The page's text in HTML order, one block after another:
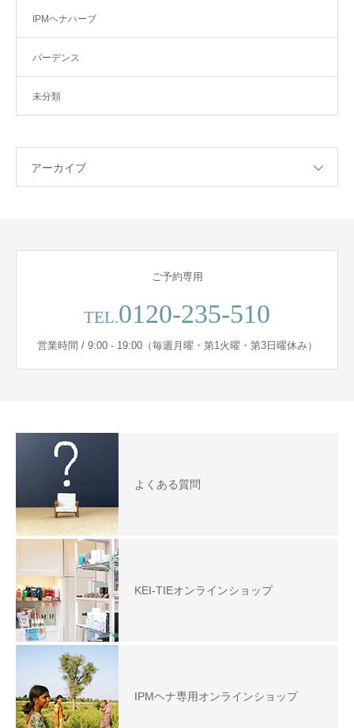
IPMヘナハーブ
バーデンス
未分類
アーカイブ
ご予約専用
TEL.0120-235-510
営業時間 / 9:00 - 19:00（毎週月曜・第1火曜・第3日曜休み）
よくある質問
KEI-TIEオンラインショップ
IPMヘナ専用オンラインショップ